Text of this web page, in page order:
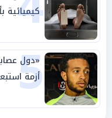
كيميائية
5
«دول
أزمة